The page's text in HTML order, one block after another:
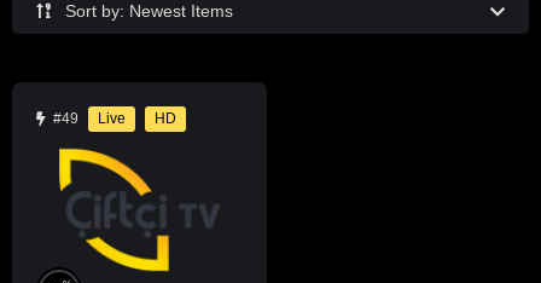
Sort by: Newest Items
#49 Live HD